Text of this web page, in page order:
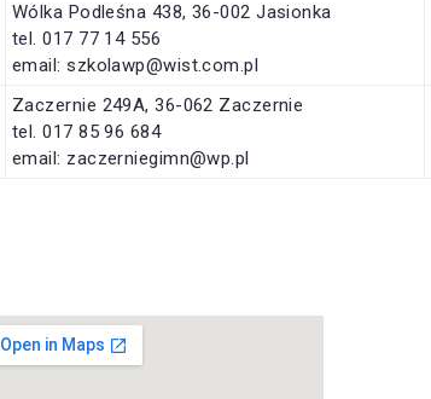
Wólka Podleśna 438, 36-002 Jasionka
tel. 017 77 14 556
email: szkolawp@wist.com.pl
Zaczernie 249A, 36-062 Zaczernie
tel. 017 85 96 684
email: zaczerniegimn@wp.pl